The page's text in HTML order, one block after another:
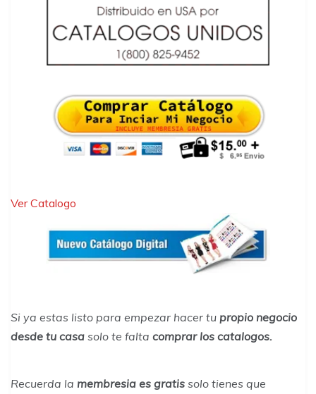
Ver Catalogo
Si ya estas listo para empezar hacer tu propio negocio
desde tu casa solo te falta comprar los catalogos.
Recuerda la membresia es gratis solo tienes que